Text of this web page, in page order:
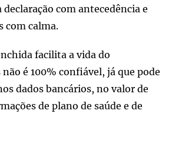
declaração com antecedência e
com calma.
facilita a vida do
é 100% confiável, já que pode
dados bancários, no valor de
de plano de saúde e de